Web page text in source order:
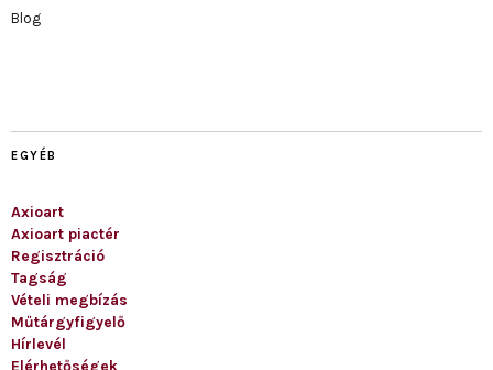
Blog
EGYÉB
Axioart
Axioart piactér
Regisztráció
Tagság
Vételi megbízás
Műtárgyfigyelő
Hírlevél
Elérhetőségek